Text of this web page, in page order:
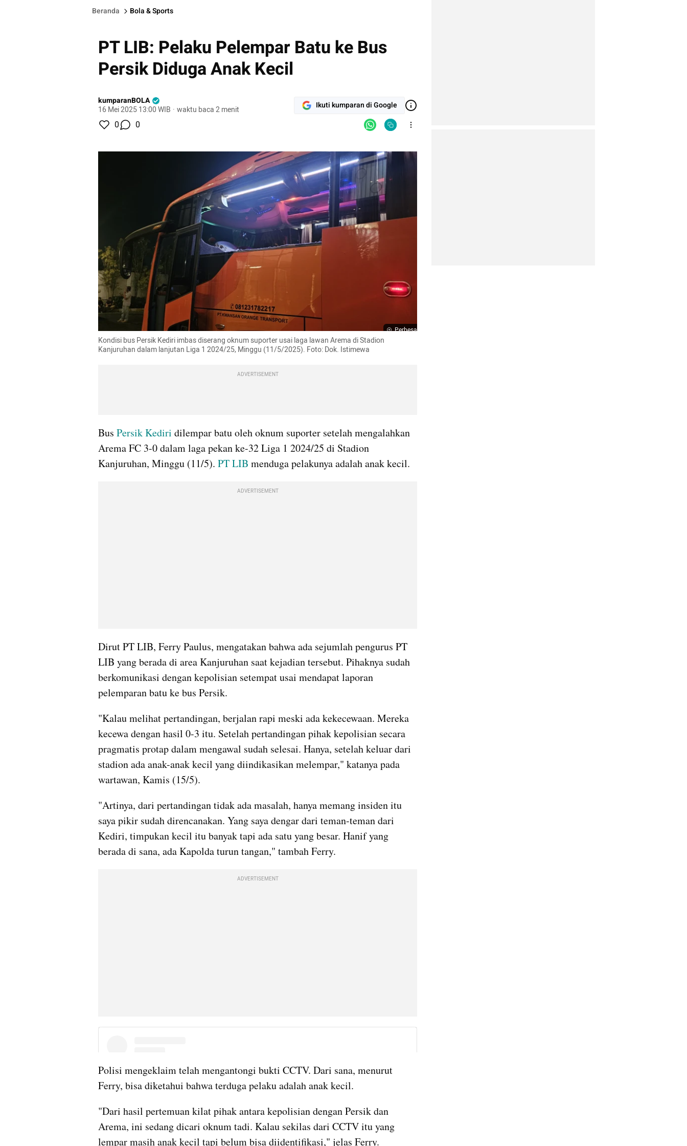
Beranda Bola & Sports
PT LIB: Pelaku Pelempar Batu ke Bus
Persik Diduga Anak Kecil
kumparanBOLA
16 Mei 2025 13:00 WIB · waktu baca 2 menit Ikuti kumparan di Google
0 0
Perbesar
Kondisi bus Persik Kediri imbas diserang oknum suporter usai laga lawan Arema di Stadion
Kanjuruhan dalam lanjutan Liga 1 2024/25, Minggu (11/5/2025). Foto: Dok. Istimewa
ADVERTISEMENT
Bus Persik Kediri dilempar batu oleh oknum suporter setelah mengalahkan
Arema FC 3-0 dalam laga pekan ke-32 Liga 1 2024/25 di Stadion
Kanjuruhan, Minggu (11/5). PT LIB menduga pelakunya adalah anak kecil.
ADVERTISEMENT
Dirut PT LIB, Ferry Paulus, mengatakan bahwa ada sejumlah pengurus PT
LIB yang berada di area Kanjuruhan saat kejadian tersebut. Pihaknya sudah
berkomunikasi dengan kepolisian setempat usai mendapat laporan
pelemparan batu ke bus Persik.
"Kalau melihat pertandingan, berjalan rapi meski ada kekecewaan. Mereka
kecewa dengan hasil 0-3 itu. Setelah pertandingan pihak kepolisian secara
pragmatis protap dalam mengawal sudah selesai. Hanya, setelah keluar dari
stadion ada anak-anak kecil yang diindikasikan melempar," katanya pada
wartawan, Kamis (15/5).
"Artinya, dari pertandingan tidak ada masalah, hanya memang insiden itu
saya pikir sudah direncanakan. Yang saya dengar dari teman-teman dari
Kediri, timpukan kecil itu banyak tapi ada satu yang besar. Hanif yang
berada di sana, ada Kapolda turun tangan," tambah Ferry.
ADVERTISEMENT
Polisi mengeklaim telah mengantongi bukti CCTV. Dari sana, menurut
Ferry, bisa diketahui bahwa terduga pelaku adalah anak kecil.
"Dari hasil pertemuan kilat pihak antara kepolisian dengan Persik dan
Arema, ini sedang dicari oknum tadi. Kalau sekilas dari CCTV itu yang
lempar masih anak kecil tapi belum bisa diidentifikasi," jelas Ferry.